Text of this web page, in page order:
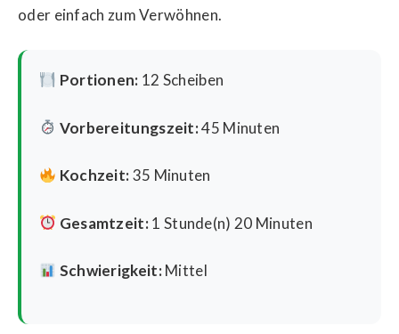
oder einfach zum Verwöhnen.
Portionen: 12 Scheiben
Vorbereitungszeit:45 Minuten
Kochzeit:35 Minuten
Gesamtzeit:1 Stunde(n) 20 Minuten
Schwierigkeit:Mittel